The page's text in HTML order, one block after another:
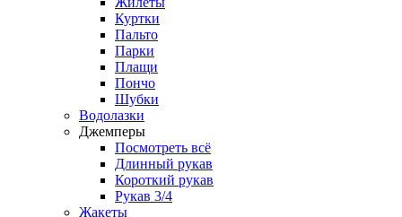
Куртки
Пальто
Парки
Плащи
Пончо
Шубки
Водолазки
Джемперы
Посмотреть всё
Длинный рукав
Короткий рукав
Рукав 3/4
Жакеты